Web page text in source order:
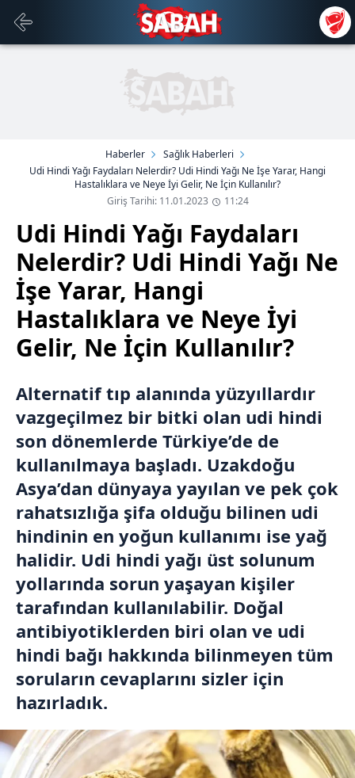
Haberler
Sağlık Haberleri
Udi Hindi Yağı Faydaları Nelerdir? Udi Hindi Yağı Ne İşe Yarar, Hangi
Hastalıklara ve Neye İyi Gelir, Ne İçin Kullanılır?
Giriş Tarihi: 11.01.2023
11:24
Udi Hindi Yağı Faydaları
Nelerdir? Udi Hindi Yağı Ne
İşe Yarar, Hangi
Hastalıklara ve Neye İyi
Gelir, Ne İçin Kullanılır?
Alternatif tıp alanında yüzyıllardır
vazgeçilmez bir bitki olan udi hindi
son dönemlerde Türkiye’de de
kullanılmaya başladı. Uzakdoğu
Asya’dan dünyaya yayılan ve pek çok
rahatsızlığa şifa olduğu bilinen udi
hindinin en yoğun kullanımı ise yağ
halidir. Udi hindi yağı üst solunum
yollarında sorun yaşayan kişiler
tarafından kullanılabilir. Doğal
antibiyotiklerden biri olan ve udi
hindi bağı hakkında bilinmeyen tüm
soruların cevaplarını sizler için
hazırladık.